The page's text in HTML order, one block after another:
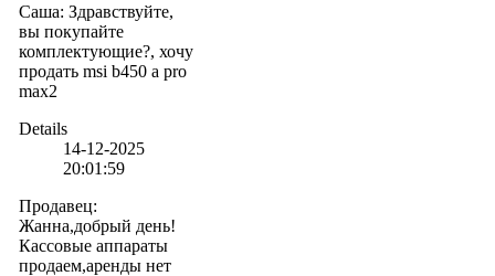
Саша: Здравствуйте,
вы покупайте
комплектующие?, хочу
продать msi b450 a pro
max2
Details
14-12-2025
20:01:59
Продавец:
Жанна,добрый день!
Кассовые аппараты
продаем,аренды нет